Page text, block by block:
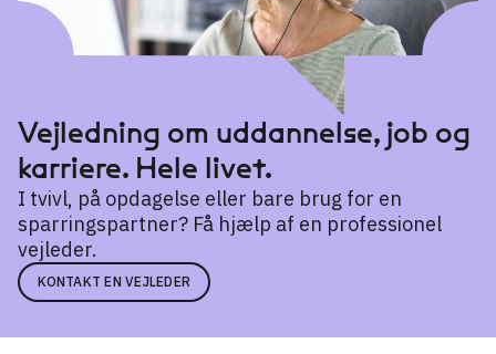
Vejledning om uddannelse, job og
karriere. Hele livet.
I tvivl, på opdagelse eller bare brug for en
sparringspartner? Få hjælp af en professionel
vejleder.
KONTAKT EN VEJLEDER